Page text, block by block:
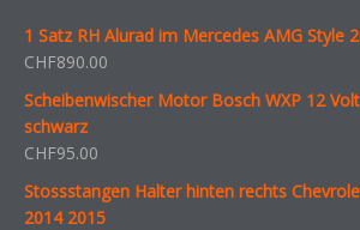
1 Satz RH Alurad im Mercedes AMG Style
CHF890.00
Scheibenwischer Motor Bosch WXP 12
schwarz
CHF95.00
Stossstangen Halter hinten rechts
2014 2015